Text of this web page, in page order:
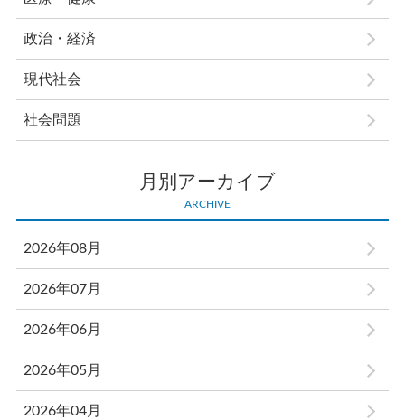
政治・経済
現代社会
社会問題
月別アーカイブ
ARCHIVE
2026年08月
2026年07月
2026年06月
2026年05月
2026年04月